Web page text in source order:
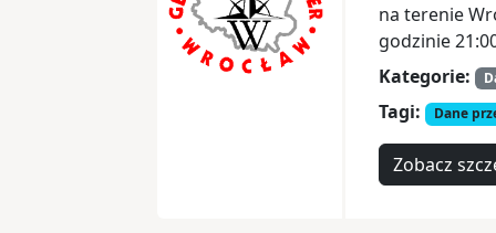
na terenie
godzinie
Kategorie:
Tagi: Dane
Zobacz